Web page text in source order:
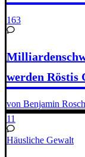
163
werden Röstis
von Benjamin Rosch
11
Häusliche Gewalt